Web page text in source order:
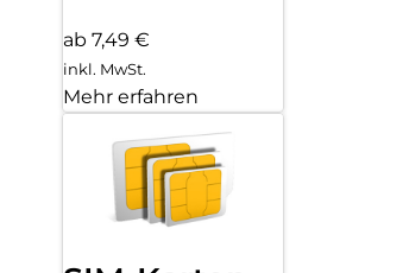
ab 7,49 €
inkl. MwSt.
Mehr erfahren